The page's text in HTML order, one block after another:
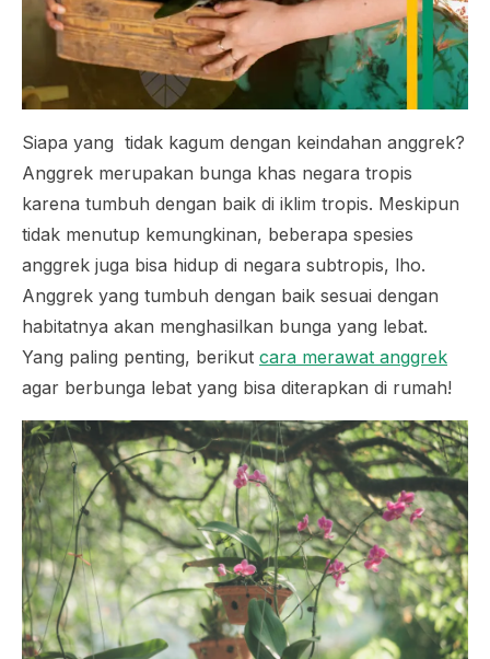
Siapa yang tidak kagum dengan keindahan anggrek?
Anggrek merupakan bunga khas negara tropis
karena tumbuh dengan baik di iklim tropis. Meskipun
tidak menutup kemungkinan, beberapa spesies
anggrek juga bisa hidup di negara subtropis, lho.
Anggrek yang tumbuh dengan baik sesuai dengan
habitatnya akan menghasilkan bunga yang lebat.
Yang paling penting, berikut cara merawat anggrek
agar berbunga lebat yang bisa diterapkan di rumah!